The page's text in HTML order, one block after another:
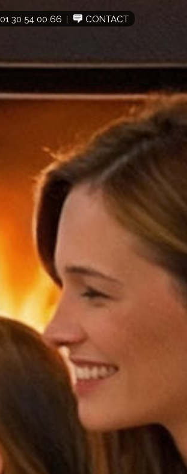
01 30 54 00 66 CONTACT